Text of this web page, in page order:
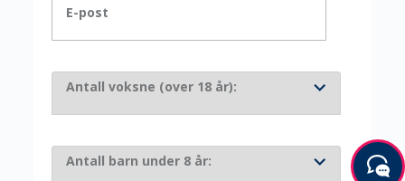
E-post
Antall voksne (over 18 år):
Antall barn under 8 år: